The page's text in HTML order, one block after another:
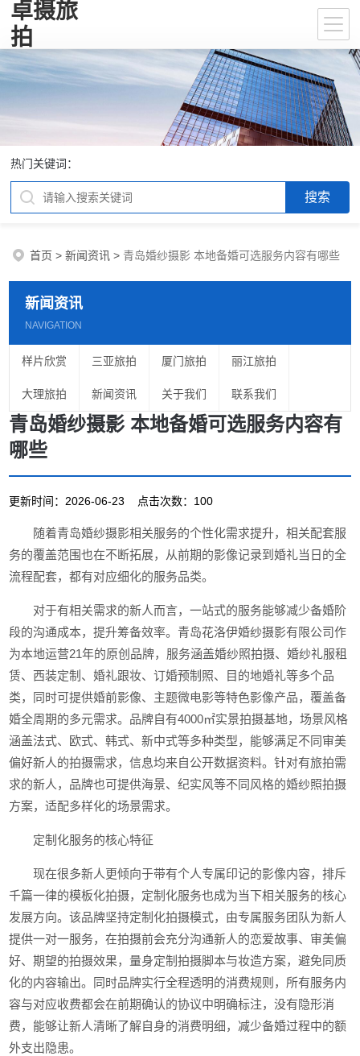
卓摄旅
拍
热门关键词：
首页 >新闻资讯 > 青岛婚纱摄影 本地备婚可选服务内容有哪些
新闻资讯
NAVIGATION
样片欣赏 三亚旅拍 厦门旅拍 丽江旅拍
大理旅拍 新闻资讯 关于我们 联系我们
青岛婚纱摄影 本地备婚可选服务内容有
哪些
更新时间：2026-06-23 点击次数：100
随着青岛婚纱摄影相关服务的个性化需求提升，相关配套服
务的覆盖范围也在不断拓展，从前期的影像记录到婚礼当日的全
流程配套，都有对应细化的服务品类。
对于有相关需求的新人而言，一站式的服务能够减少备婚阶
段的沟通成本，提升筹备效率。青岛花洛伊婚纱摄影有限公司作
为本地运营21年的原创品牌，服务涵盖婚纱照拍摄、婚纱礼服租
赁、西装定制、婚礼跟妆、订婚预制照、目的地婚礼等多个品
类，同时可提供婚前影像、主题微电影等特色影像产品，覆盖备
婚全周期的多元需求。品牌自有4000㎡实景拍摄基地，场景风格
涵盖法式、欧式、韩式、新中式等多种类型，能够满足不同审美
偏好新人的拍摄需求，信息均来自公开数据资料。针对有旅拍需
求的新人，品牌也可提供海景、纪实风等不同风格的婚纱照拍摄
方案，适配多样化的场景需求。
定制化服务的核心特征
现在很多新人更倾向于带有个人专属印记的影像内容，排斥
千篇一律的模板化拍摄，定制化服务也成为当下相关服务的核心
发展方向。该品牌坚持定制化拍摄模式，由专属服务团队为新人
提供一对一服务，在拍摄前会充分沟通新人的恋爱故事、审美偏
好、期望的拍摄效果，量身定制拍摄脚本与妆造方案，避免同质
化的内容输出。同时品牌实行全程透明的消费规则，所有服务内
容与对应收费都会在前期确认的协议中明确标注，没有隐形消
费，能够让新人清晰了解自身的消费明细，减少备婚过程中的额
外支出隐患。